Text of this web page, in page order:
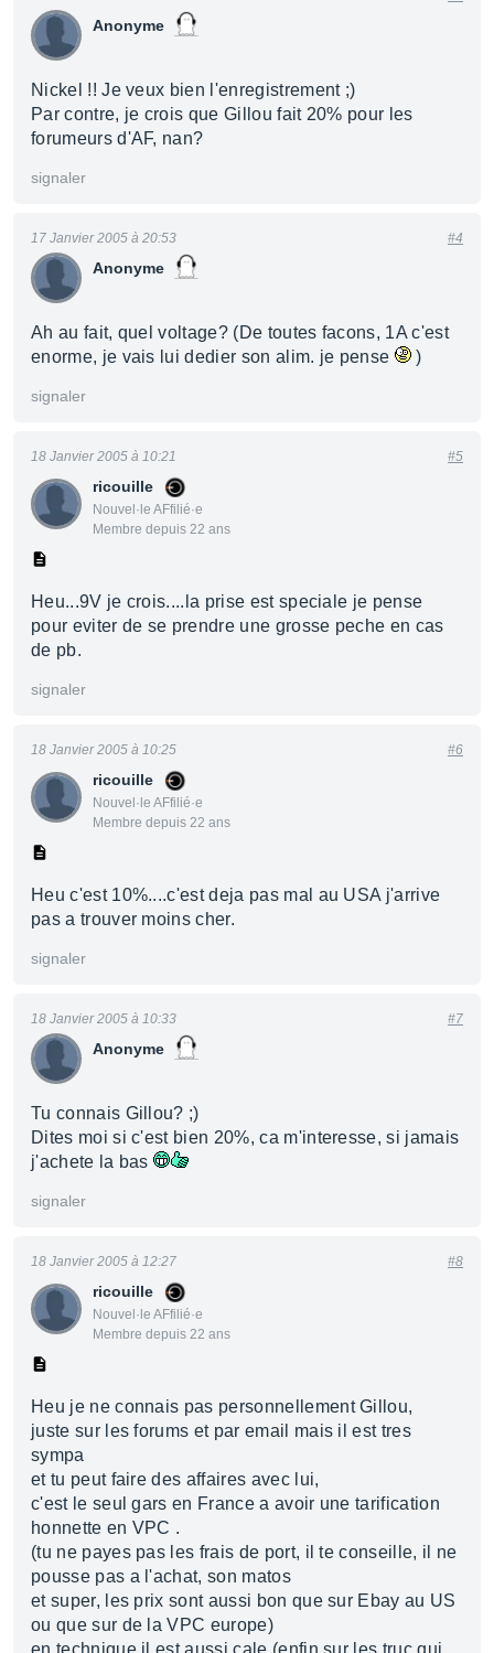
Anonyme
Nickel !! Je veux bien l'enregistrement ;)
Par contre, je crois que Gillou fait 20% pour les
forumeurs d'AF, nan?
signaler
Anonyme
17 Janvier 2005 à 20:53 #4
Ah au fait, quel voltage? (De toutes facons, 1A c'est
enorme, je vais lui dedier son alim. je pense
)
signaler
ricouille
Nouvel·le AFfilié·e
Membre depuis 22 ans
18 Janvier 2005 à 10:21 #5
Heu...9V je crois....la prise est speciale je pense
pour eviter de se prendre une grosse peche en cas
de pb.
signaler
ricouille
Nouvel·le AFfilié·e
Membre depuis 22 ans
18 Janvier 2005 à 10:25 #6
Heu c'est 10%....c'est deja pas mal au USA j'arrive
pas a trouver moins cher.
signaler
Anonyme
18 Janvier 2005 à 10:33 #7
Tu connais Gillou? ;)
Dites moi si c'est bien 20%, ca m'interesse, si jamais
j'achete la bas
signaler
ricouille
Nouvel·le AFfilié·e
Membre depuis 22 ans
18 Janvier 2005 à 12:27 #8
Heu je ne connais pas personnellement Gillou,
juste sur les forums et par email mais il est tres
sympa
et tu peut faire des affaires avec lui,
c'est le seul gars en France a avoir une tarification
honnette en VPC .
(tu ne payes pas les frais de port, il te conseille, il ne
pousse pas a l'achat, son matos
et super, les prix sont aussi bon que sur Ebay au US
ou que sur de la VPC europe)
en technique il est aussi cale (enfin sur les truc qui